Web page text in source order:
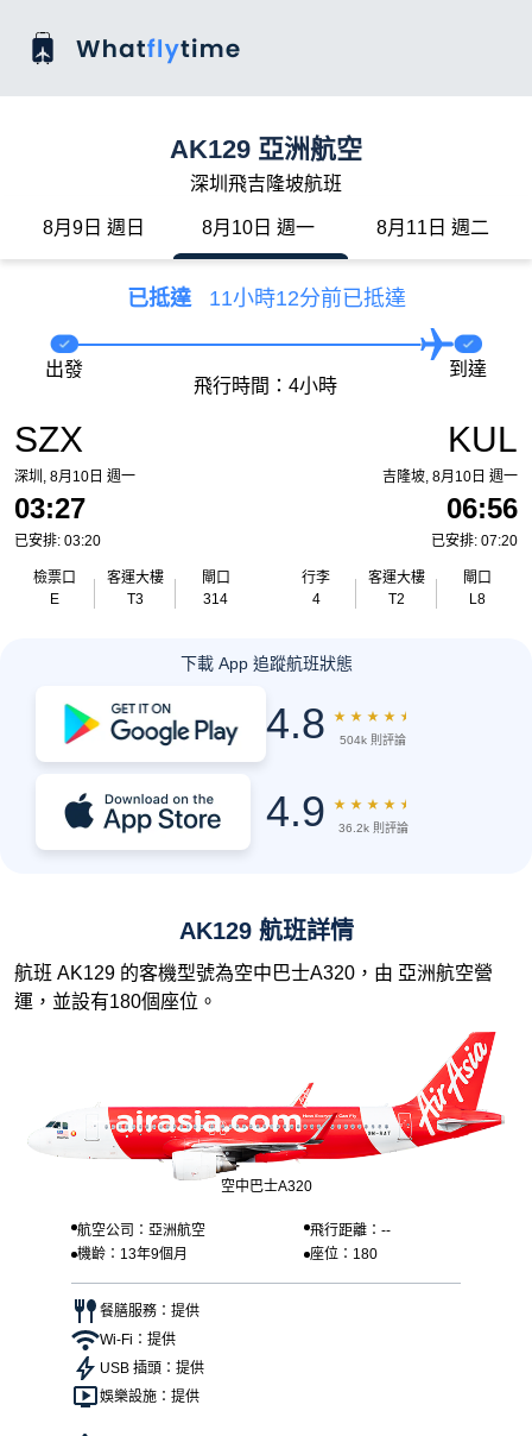
AK129 亞洲航空
深圳飛吉隆坡航班
8月9日 週日 8月10日 週一 8月11日 週二
已抵達 11小時12分前已抵達
SZX
深圳, 8月10日 週一
03:27
已安排: 03:20
檢票口
E
客運大樓
T3
閘口
314
出發
飛行時間：4小時
到達
KUL
吉隆坡, 8月10日 週一
06:56
已安排: 07:20
行李
4
客運大樓
T2
閘口
L8
下載 App 追蹤航班狀態
4.8 ★ ★ ★ ★ ★
504k 則評論
4.9 ★ ★ ★ ★ ★
36.2k 則評論
AK129 航班詳情
航班 AK129 的客機型號為空中巴士A320，由 亞洲航空營
運，並設有180個座位。
空中巴士A320
航空公司：亞洲航空
飛行距離：--
機齡：13年9個月
座位：180
餐膳服務：提供
Wi-Fi：提供
USB 插頭：提供
娛樂設施：提供